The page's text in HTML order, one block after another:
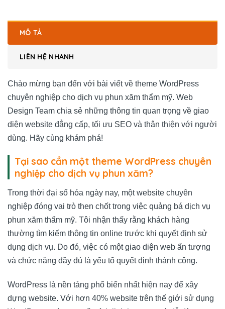
MÔ TẢ
LIÊN HỆ NHANH
Chào mừng bạn đến với bài viết về theme WordPress
chuyên nghiệp cho dịch vụ phun xăm thẩm mỹ. Web
Design Team chia sẻ những thông tin quan trọng về giao
diện website đẳng cấp, tối ưu SEO và thân thiện với người
dùng. Hãy cùng khám phá!
Tại sao cần một theme WordPress chuyên
nghiệp cho dịch vụ phun xăm?
Trong thời đại số hóa ngày nay, một website chuyên
nghiệp đóng vai trò then chốt trong việc quảng bá dịch vụ
phun xăm thẩm mỹ. Tôi nhận thấy rằng khách hàng
thường tìm kiếm thông tin online trước khi quyết định sử
dụng dịch vụ. Do đó, việc có một giao diện web ấn tượng
và chức năng đầy đủ là yếu tố quyết định thành công.
WordPress là nền tảng phổ biến nhất hiện nay để xây
dựng website. Với hơn 40% website trên thế giới sử dụng